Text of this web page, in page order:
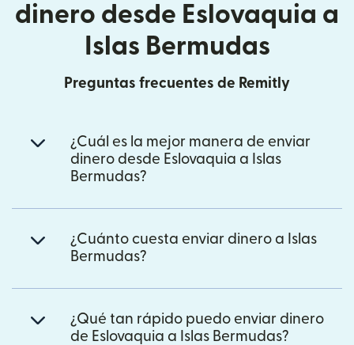
dinero desde Eslovaquia a
Islas Bermudas
Preguntas frecuentes de Remitly
¿Cuál es la mejor manera de enviar
dinero desde Eslovaquia a Islas
Bermudas?
¿Cuánto cuesta enviar dinero a Islas
Bermudas?
¿Qué tan rápido puedo enviar dinero
de Eslovaquia a Islas Bermudas?